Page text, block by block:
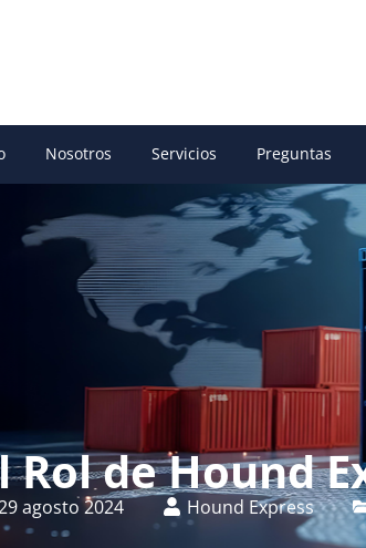
Nosotros Servicios Preguntas
Rol de Hound
agosto 2024 Hound Express